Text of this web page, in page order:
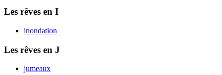
Les rêves en I
inondation
Les rêves en J
jumeaux